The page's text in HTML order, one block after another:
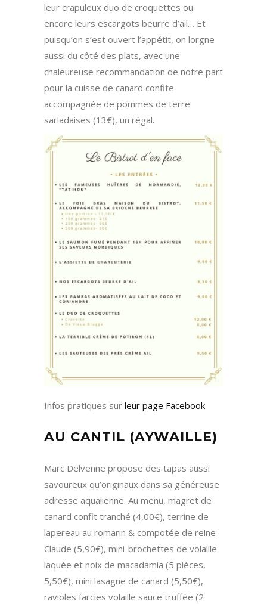
leur crapuleux duo de croquettes ou
encore leurs escargots beurre d’ail… Et
puisqu’on s’est ouvert l’appétit, on lorgne
aussi du côté des plats, avec une
chaleureuse recommandation de notre part
pour la cuisse de canard confite
accompagnée de pommes de terre
sarladaises (13€), un régal.
Infos pratiques sur leur page Facebook
AU CANTIL (AYWAILLE)
Marc Delvenne propose des tapas aussi
savoureux qu’originaux dans sa généreuse
adresse aqualienne. Au menu, magret de
canard confit tranché (4,00€), terrine de
lapereau au romarin & compotée de reine-
Claude (5,90€), mini-brochettes de volaille
laquée et noix de macadamia (5 pièces,
5,50€), mini lasagne de canard (5,50€),
ravioles farcies volaille sauce truffée (2